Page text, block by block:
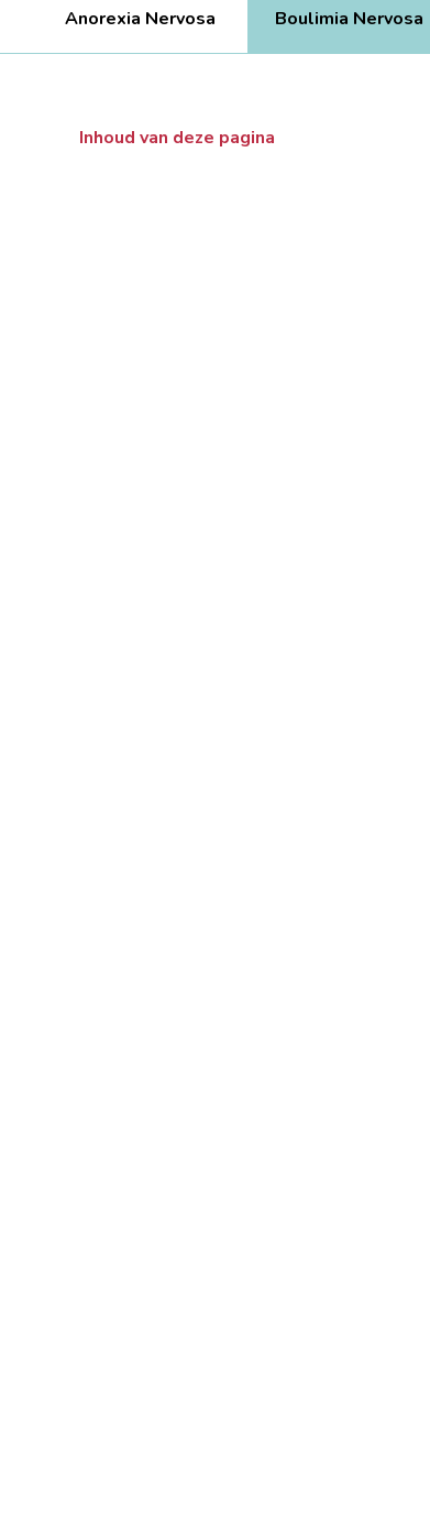
Anorexia Nervosa Boulimia Nervosa
Inhoud van deze pagina